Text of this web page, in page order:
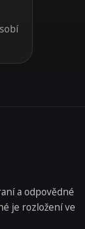
a odpovědné
je rozložení ve